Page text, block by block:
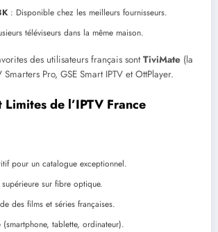
: Disponible chez les meilleurs fournisseurs.
téléviseurs dans la même maison.
des utilisateurs français sontTiviMate (la
Pro, GSE Smart IPTV et OttPlayer.
de l’IPTV France
pour un catalogue exceptionnel.
sur fibre optique.
des films et séries françaises.
tablette, ordinateur).